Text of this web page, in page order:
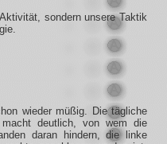
sondern unsere Taktik
wieder müßig. Die tägliche
deutlich, von wem die
daran hindern, die linke